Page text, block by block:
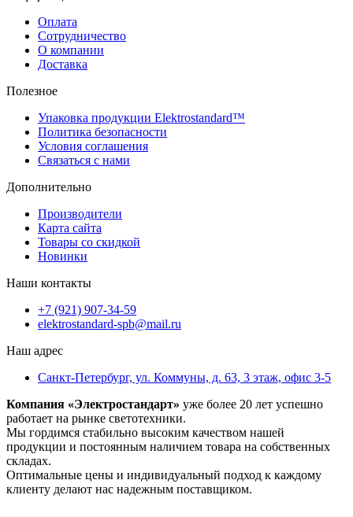
Оплата
Сотрудничество
О компании
Доставка
Полезное
Упаковка продукции Elektrostandard™
Политика безопасности
Условия соглашения
Связаться с нами
Дополнительно
Производители
Карта сайта
Товары со скидкой
Новинки
Наши контакты
+7 (921) 907-34-59
elektrostandard-spb@mail.ru
Наш адрес
Санкт-Петербург, ул. Коммуны, д. 63, 3 этаж, офис 3-5
Компания «Электростандарт» уже более 20 лет успешно
работает на рынке светотехники.
Мы гордимся стабильно высоким качеством нашей
продукции и постоянным наличием товара на собственных
складах.
Оптимальные цены и индивидуальный подход к каждому
клиенту делают нас надежным поставщиком.